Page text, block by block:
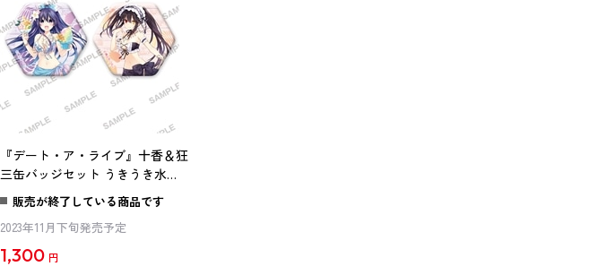
『デート・ア・ライブ』十香＆狂
三缶バッジセット うきうき水着
Ver.販売が終了している商品です
2023年11月下旬発売予定
1,300 円